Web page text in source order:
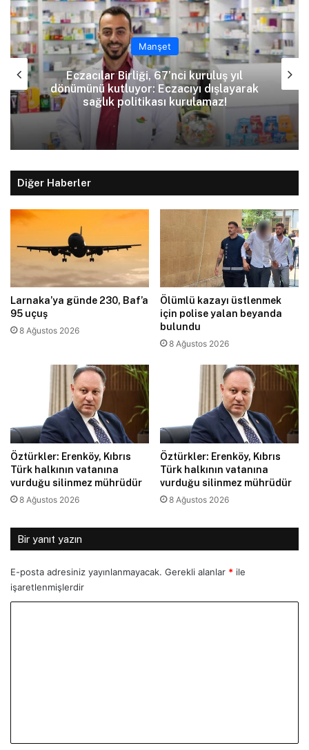
Manşet
Eczacılar Birliği, 67’nci kuruluş yıl
dönümünü kutluyor: Eczacıyı dışlayarak
sağlık politikası kurulamaz!
Diğer Haberler
Larnaka’ya günde 230, Baf’a
95 uçuş
8 Ağustos 2026
Ölümlü kazayı üstlenmek
için polise yalan beyanda
bulundu
8 Ağustos 2026
Öztürkler: Erenköy, Kıbrıs
Türk halkının vatanına
vurduğu silinmez mührüdür
8 Ağustos 2026
Öztürkler: Erenköy, Kıbrıs
Türk halkının vatanına
vurduğu silinmez mührüdür
8 Ağustos 2026
Bir yanıt yazın
E-posta adresiniz yayınlanmayacak. Gerekli alanlar * ile
işaretlenmişlerdir